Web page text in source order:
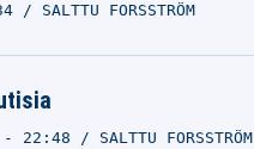
SALTTU FORSSTRÖM
- 22:48 SALTTU FORSSTRÖM